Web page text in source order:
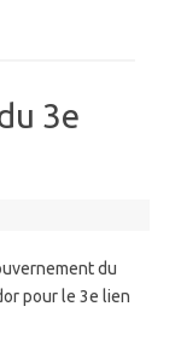
3e
du
pour le 3e lien